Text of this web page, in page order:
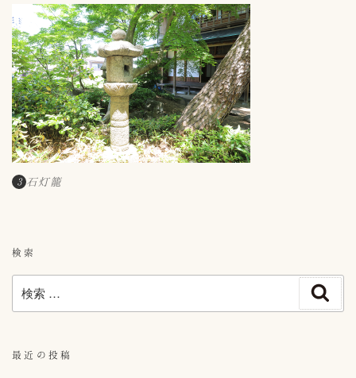
3 石灯籠
検索
索:
最近の投稿